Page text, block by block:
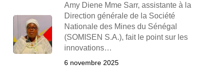
Amy Diene Mme Sarr, assistante à la
Direction générale de la Société
Nationale des Mines du Sénégal
(SOMISEN S.A.), fait le point sur les
innovations…
6 novembre 2025